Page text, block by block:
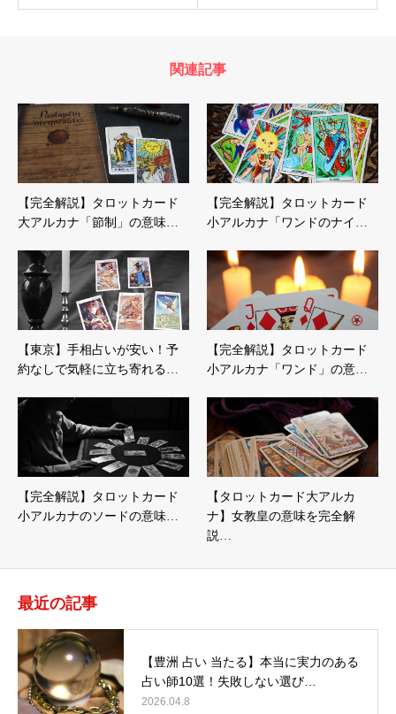
関連記事
【完全解説】タロットカード
大アルカナ「節制」の意味…
【完全解説】タロットカード
小アルカナ「ワンドのナイ…
【東京】手相占いが安い！予
約なしで気軽に立ち寄れる…
【完全解説】タロットカード
小アルカナ「ワンド」の意…
【完全解説】タロットカード
小アルカナのソードの意味…
【タロットカード大アルカ
ナ】女教皇の意味を完全解
説…
最近の記事
【豊洲 占い 当たる】本当に実力のある
占い師10選！失敗しない選び…
2026.04.8